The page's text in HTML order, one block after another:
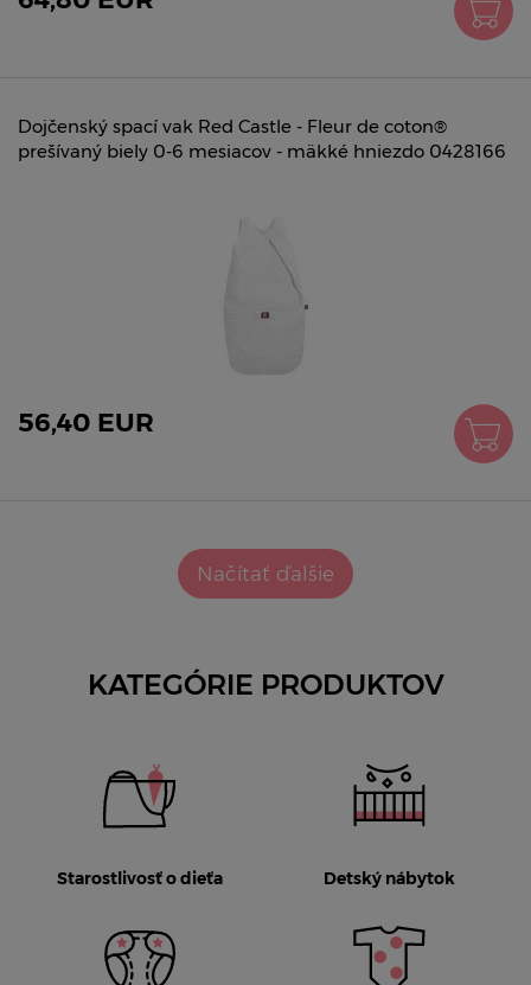
Dojčenský spací vak Red Castle - Fleur de coton®
prešívaný biely 0-6 mesiacov - mäkké hniezdo 0428166
56,40 EUR
Načítať ďalšie
KATEGÓRIE PRODUKTOV
Starostlivosť o dieťa Detský nábytok